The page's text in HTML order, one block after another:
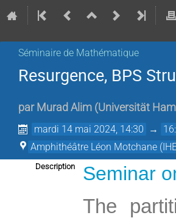
Séminaire de Mathématique
Resurgence, BPS
par Murad Alim (Universität
mardi 14 mai 2024, 14:30 →
Amphithéâtre Léon Motchane
Description
Seminar
The